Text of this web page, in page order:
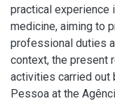
practical experience
medicine, aiming to
professional duties
context, the present
activities carried out
Pessoa at the